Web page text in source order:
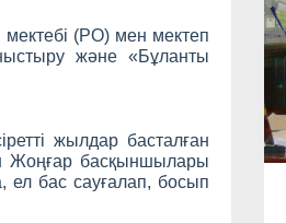
(РО) мен мектеп
және «Бұланты
жылдар басталған
Жоңғар басқыншылары
ел бас сауғалап, босып